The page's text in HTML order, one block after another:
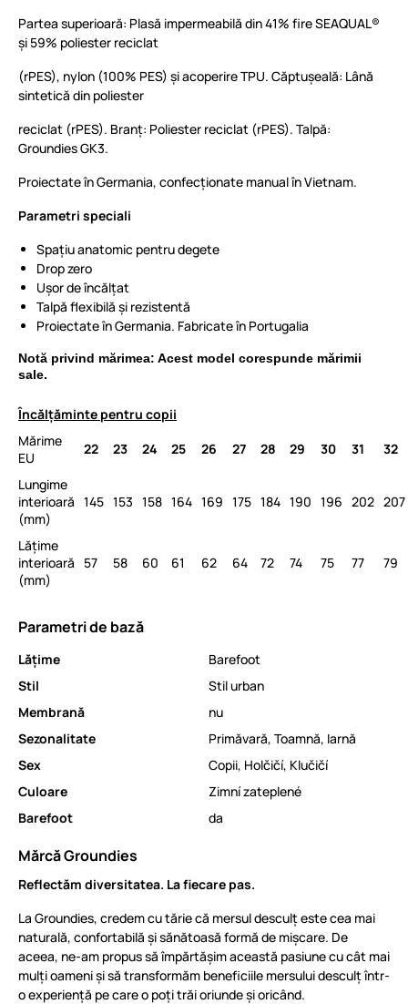
Partea superioară: Plasă impermeabilă din 41% fire SEAQUAL®
și 59% poliester reciclat
(rPES), nylon (100% PES) și acoperire TPU. Căptușeală: Lână
sintetică din poliester
reciclat (rPES). Branț: Poliester reciclat (rPES). Talpă:
Groundies GK3.
Proiectate în Germania, confecționate manual în Vietnam.
Parametri speciali
Spațiu anatomic pentru degete
Drop zero
Ușor de încălțat
Talpă flexibilă și rezistentă
Proiectate în Germania. Fabricate în Portugalia
Notă privind mărimea: Acest model corespunde mărimii
sale.
Încălțăminte pentru copii
Mărime
EU
22 23 24 25 26 27 28 29 30 31 32
Lungime
interioară
(mm)
145 153 158 164 169 175 184 190 196 202 207
Lățime
interioară
(mm)
57 58 60 61 62 64 72 74 75 77 79
Parametri de bază
Lăţime
Barefoot
Stil
Stil urban
Membrană
nu
Sezonalitate
Primăvară, Toamnă, Iarnă
Sex
Copii, Holčičí, Klučičí
Culoare
Zimní zateplené
Barefoot
da
Mărcă Groundies
Reflectăm diversitatea. La fiecare pas.
La Groundies, credem cu tărie că mersul desculț este cea mai
naturală, confortabilă și sănătoasă formă de mișcare. De
aceea, ne-am propus să împărtășim această pasiune cu cât mai
mulți oameni și să transformăm beneficiile mersului desculț într-
o experiență pe care o poți trăi oriunde și oricând.